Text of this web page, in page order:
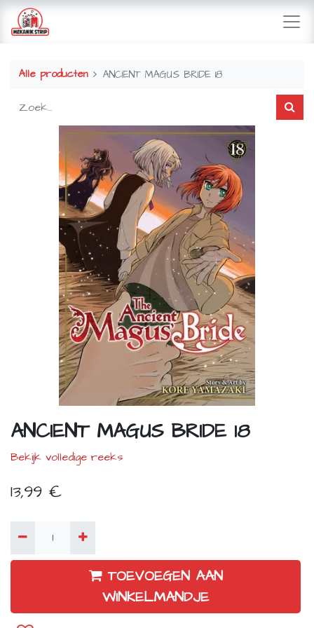
Alle producten ANCIENT MAGUS BRIDE 18
ANCIENT MAGUS BRIDE 18
Bekijk volledige reeks
13,99 €
TOEVOEGEN AAN
WINKELMANDJE